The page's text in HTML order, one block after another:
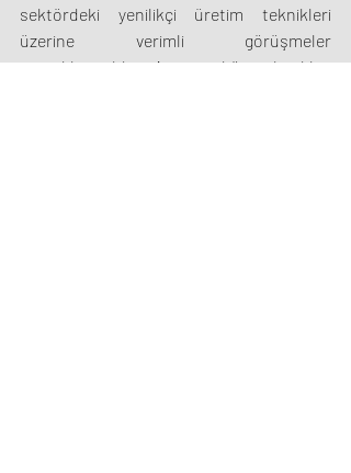
sektördeki yenilikçi üretim teknikleri
üzerine verimli görüşmeler
gerçekleştirildi. Ayrıca, küresel iklim